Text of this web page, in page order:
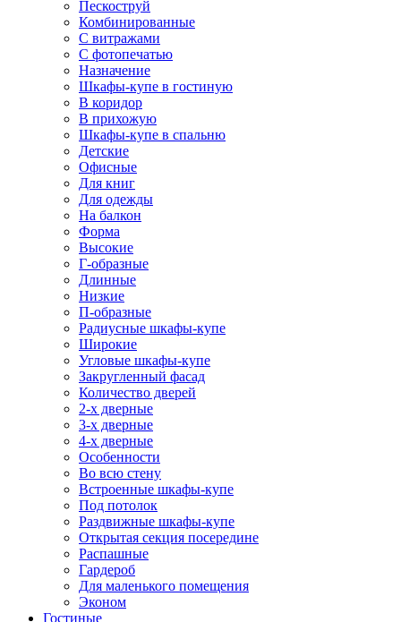
Пескоструй
Комбинированные
С витражами
С фотопечатью
Назначение
Шкафы-купе в гостиную
В коридор
В прихожую
Шкафы-купе в спальню
Детские
Офисные
Для книг
Для одежды
На балкон
Форма
Высокие
Г-образные
Длинные
Низкие
П-образные
Радиусные шкафы-купе
Широкие
Угловые шкафы-купе
Закругленный фасад
Количество дверей
2-х дверные
3-х дверные
4-х дверные
Особенности
Во всю стену
Встроенные шкафы-купе
Под потолок
Раздвижные шкафы-купе
Открытая секция посередине
Распашные
Гардероб
Для маленького помещения
Эконом
Гостиные